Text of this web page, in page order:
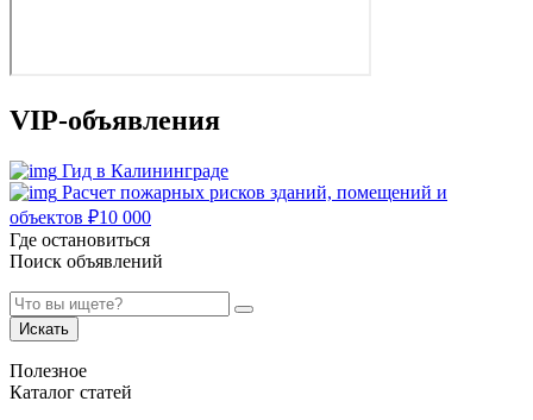
VIP-объявления
Гид в Калининграде
Расчет пожарных рисков зданий, помещений и
объектов ₽10 000
Где остановиться
Поиск объявлений
Искать
Полезное
Каталог статей